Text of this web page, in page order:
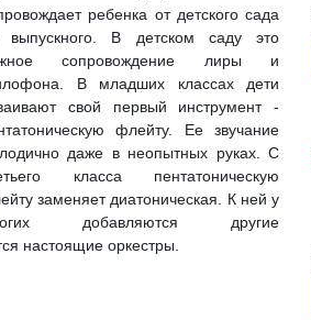
ребенка от детского сада
выпускного. В детском саду это
сопровождение лиры и
В младших классах дети
свой первый инструмент -
флейту. Ее звучание
даже в неопытных руках. С
класса пентатоническую
заменяет диатоническая. К ней у
добавляются другие
настоящие оркестры.